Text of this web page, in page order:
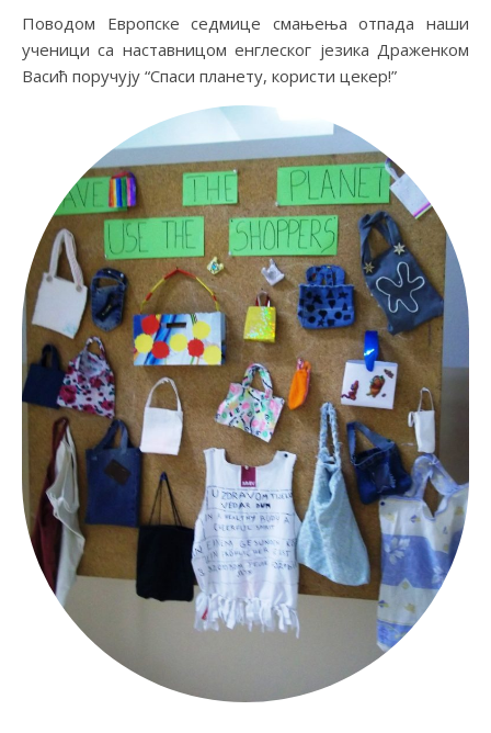
Поводом Европске седмице смањења отпада наши
ученици са наставницом енглеског језика Драженком
Васић поручују “Спаси планету, користи цекер!”